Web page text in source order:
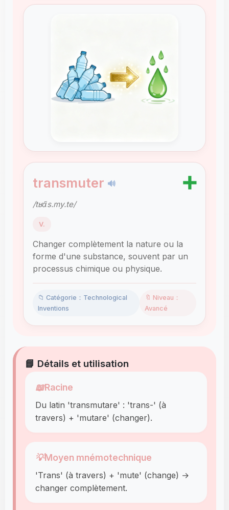
transmuter 🔊 ➕
/tʁɑ̃s.my.te/
V.
Changer complètement la nature ou la
forme d'une substance, souvent par un
processus chimique ou physique.
📁 Catégorie：Technological
Inventions
🔖 Niveau：
Avancé
📘 Détails et utilisation
📖Racine
Du latin 'transmutare' : 'trans-' (à
travers) + 'mutare' (changer).
💡Moyen mnémotechnique
'Trans' (à travers) + 'mute' (change) →
changer complètement.